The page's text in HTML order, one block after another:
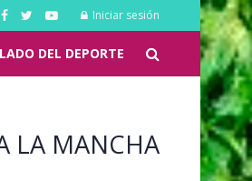
Iniciar sesión
DEL DEPORTE
LA MANCHA